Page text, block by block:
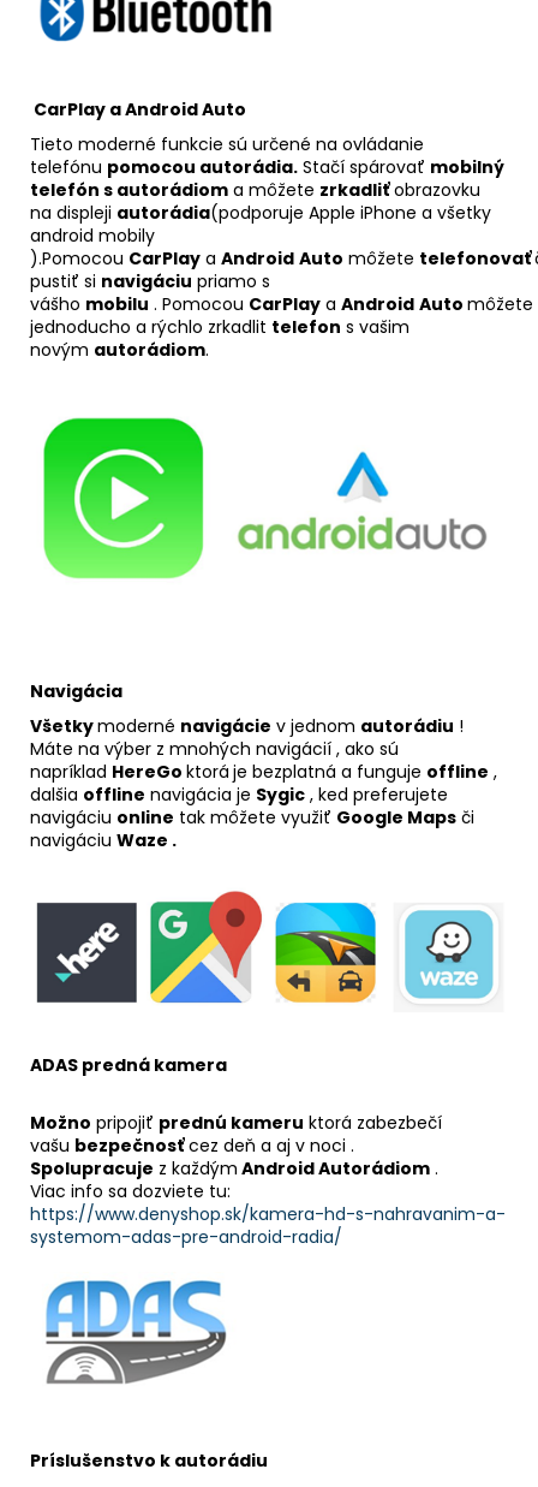
CarPlay a Android Auto
Tieto moderné funkcie sú určené na ovládanie
telefónu pomocou autorádia. Stačí spárovať mobilný
telefón s autorádiom a môžete zrkadliťobrazovku
na displeji autorádia(podporuje Apple iPhone a všetky
android mobily
).Pomocou CarPlay a Android Auto môžete telefonovať
pustiť si navigáciu priamo s
vášho mobilu . Pomocou CarPlay a Android Auto môžete
jednoducho a rýchlo zrkadlit telefon s vašim
novým autorádiom.
Navigácia
Všetkymoderné navigácie v jednom autorádiu !
Máte na výber z mnohých navigácií , ako sú
napríklad HereGo ktorá je bezplatná a funguje offline ,
dalšia offline navigácia je Sygic , ked preferujete
navigáciu online tak môžete využiť Google Maps či
navigáciu Waze .
ADAS predná kamera
Možno pripojiť prednú kameru ktorá zabezbečí
vašu bezpečnosť cez deň a aj v noci .
Spolupracuje z každým Android Autorádiom .
Viac info sa dozviete tu:
https://www.denyshop.sk/kamera-hd-s-nahravanim-a-
systemom-adas-pre-android-radia/
Príslušenstvo k autorádiu